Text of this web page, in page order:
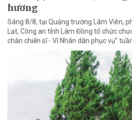
hương
Sáng 8/8, tại Quảng trường Lâm Viên,
Lạt, Công an tỉnh Lâm Đồng tổ chức
chân chiến sĩ - Vì Nhân dân phục vụ”